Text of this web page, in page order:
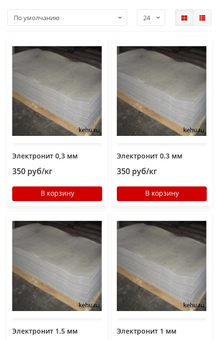
Электронит 0,3 мм
350 руб/кг
В корзину
Электронит 0.3 мм
350 руб/кг
В корзину
Электронит 1.5 мм Электронит 1 мм